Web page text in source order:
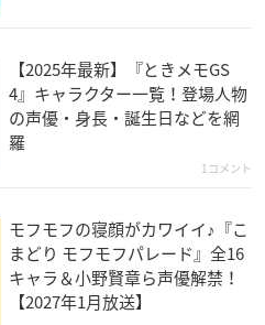
【2025年最新】『ときメモGS
4』キャラクター一覧！登場人物
の声優・身長・誕生日などを網
羅
1コメント
モフモフの寝顔がカワイイ♪『こ
まどり モフモフパレード』全16
キャラ＆小野賢章ら声優解禁！
【2027年1月放送】